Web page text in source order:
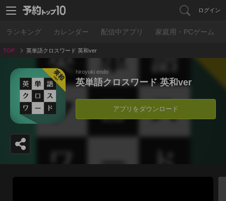
ログイン
ランキング カレンダー 配信中アプリ 家庭用・PCゲーム
TOP 英単語クロスワード 英和ver
hiroyuki endo
英単語クロスワード 英和ver
アプリをダウンロード